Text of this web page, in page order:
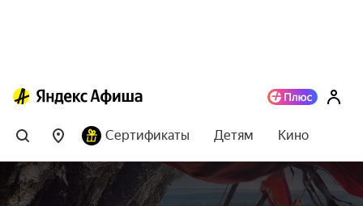
Сертификаты Детям Кино